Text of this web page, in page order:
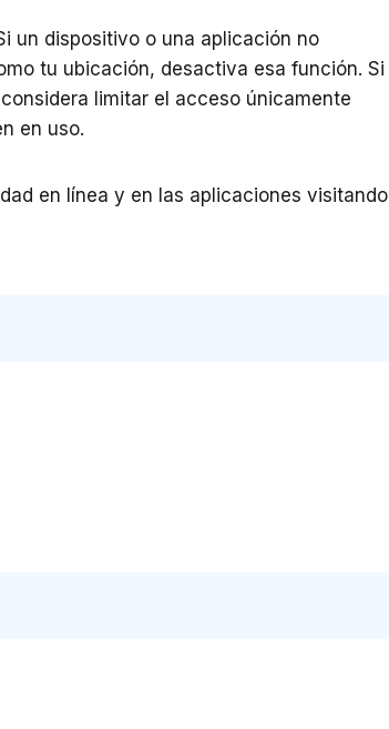
un dispositivo o una aplicación no
tu ubicación, desactiva esa función. Si
limitar el acceso únicamente
en uso.
en línea y en las aplicaciones visitando